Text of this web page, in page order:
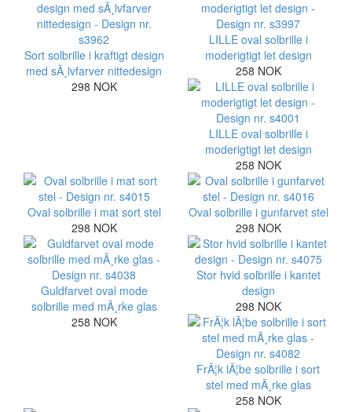
Sort solbrille i kraftigt design
med sÃ¸lvfarver nittedesign
298 NOK
LILLE oval solbrille i
moderigtigt let design
258 NOK
LILLE oval solbrille i
moderigtigt let design
258 NOK
Oval solbrille i mat sort stel
298 NOK
Oval solbrille i gunfarvet stel
298 NOK
Guldfarvet oval mode
solbrille med mÃ¸rke glas
258 NOK
Stor hvid solbrille i kantet
design
298 NOK
FrÃ¦k lÃ¦be solbrille i sort
stel med mÃ¸rke glas
258 NOK